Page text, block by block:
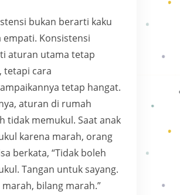
bukan berarti kaku
empati. Konsistensi
aturan utama tetap
tetapi cara
tetap hangat.
aturan di rumah
tidak memukul. Saat anak
karena marah, orang
berkata, “Tidak boleh
Tangan untuk sayang.
marah, bilang marah.”